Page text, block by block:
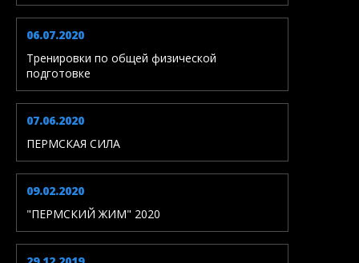
06.07.2020
Тренировки по общей физической
подготовке
07.06.2020
ПЕРМСКАЯ СИЛА
09.02.2020
"ПЕРМСКИЙ ЖИМ" 2020